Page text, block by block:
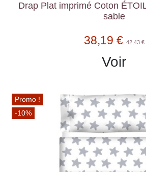
Drap Plat imprimé Coton
sable
38,19 €42,43 €
Voir
Promo !
-10%